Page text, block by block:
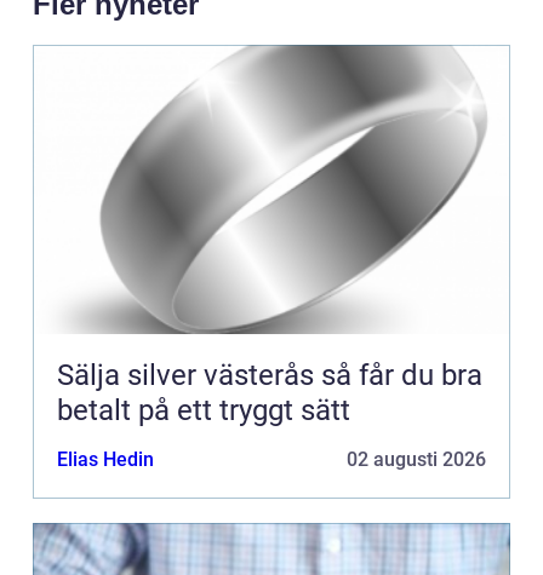
Sälja silver västerås så får du bra
betalt på ett tryggt sätt
Elias Hedin 02 augusti 2026